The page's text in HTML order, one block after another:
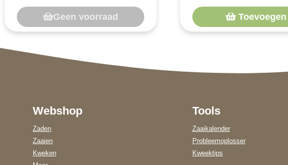
Geen voorraad Toevoegen
Webshop
Zaden
Zaaien
Kweken
Tools
Zaaikalender
Probleemoplosser
Kweektips